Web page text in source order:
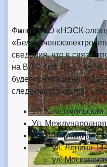
Филиал АО «НЭСК-
сведения, что в связи
на ВЛ-0,4кВ ТП-52 Ф-7,8
будет прекращена
следующих участках
Ул. Комсомольская
Ул.
Ул.
ул. Ленина
ул.